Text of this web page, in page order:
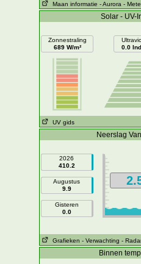
Maan informatie - Aurora -
Solar - UV-
Zonnestraling
689 W/m²
0.0
UV gids
Neerslag
2026
410.2
Augustus
9.9
Gisteren
0.0
Grafieken - Verwachting -
Binnen